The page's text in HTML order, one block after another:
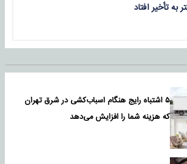
به تأخیر افتاد
۵ اشتباه رایج هنگام اسباب‌کشی در شرق تهران
که هزینه شما را افزایش می‌دهد